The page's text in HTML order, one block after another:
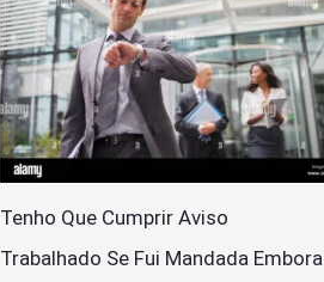
Tenho Que Cumprir Aviso
Trabalhado Se Fui Mandada Embora